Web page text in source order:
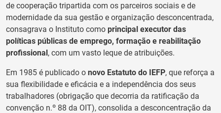
de cooperação tripartida com os parceiros sociais e de
modernidade da sua gestão e organização desconcentrada,
consagrava o Instituto como principal executor das
políticas públicas de emprego, formação e reabilitação
profissional, com um vasto leque de atribuições.
Em 1985 é publicado o novo Estatuto do IEFP, que reforça a
sua flexibilidade e eficácia e a independência dos seus
trabalhadores (obrigação que decorria da ratificação da
convenção n.º 88 da OIT), consolida a desconcentração da